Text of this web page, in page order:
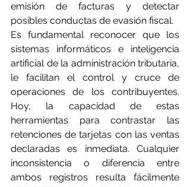
emisión de facturas y detectar
posibles conductas de evasión fiscal.
Es fundamental reconocer que los
sistemas informáticos e inteligencia
artificial de la administración tributaria,
le facilitan el control y cruce de
operaciones de los contribuyentes.
Hoy, la capacidad de estas
herramientas para contrastar las
retenciones de tarjetas con las ventas
declaradas es inmediata. Cualquier
inconsistencia o diferencia entre
ambos registros resulta fácilmente